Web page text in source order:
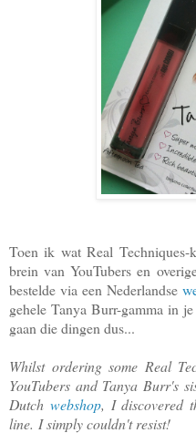
Toen ik wat Real Techniques-
brein van YouTubers en
bestelde via een Nederlandse
gehele Tanya Burr-gamma in
gaan die dingen dus...
Whilst ordering some Real
YouTubers and Tanya Burr's
Dutch webshop, I discovered
line. I simply couldn't resist!